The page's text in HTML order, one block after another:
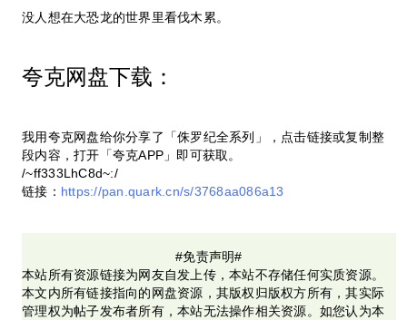
没人想在大恐龙的世界里看伐木累。
夸克网盘下载：
我用夸克网盘给你分享了「侏罗纪全系列」，点击链接或复制整
段内容，打开「夸克APP」即可获取。
/~ff333LhC8d~:/
链接： https://pan.quark.cn/s/3768aa086a13
#免责声明#
本站所有资源链接为网友自发上传，本站不存储任何实质资源。
本文内所有链接指向的网盘资源，其版权归版权方所有，其实际
管理权为帖子发布者所有，本站无法操作相关资源。如您认为本